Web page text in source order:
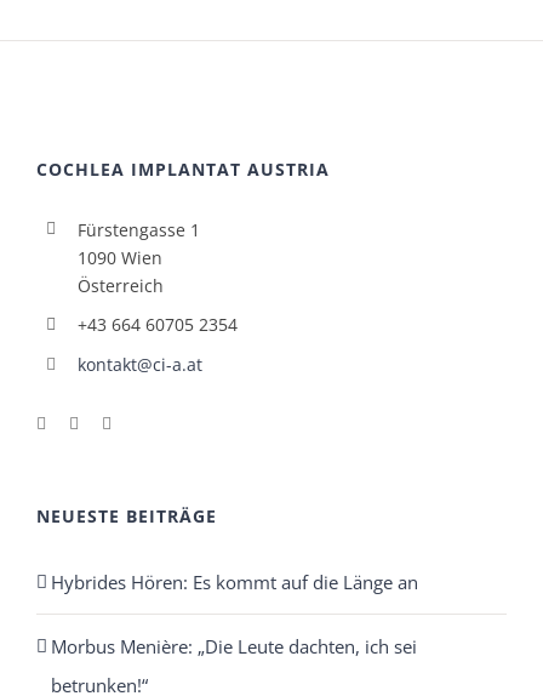
COCHLEA IMPLANTAT AUSTRIA
Fürstengasse 1
1090 Wien
Österreich
+43 664 60705 2354
kontakt@ci-a.at
NEUESTE BEITRÄGE
Hybrides Hören: Es kommt auf die Länge an
Morbus Menière: „Die Leute dachten, ich sei
betrunken!“